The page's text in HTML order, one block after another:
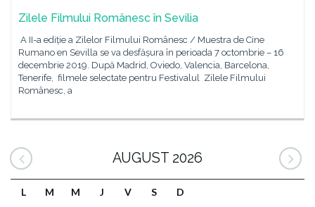
Zilele Filmului Românesc în Sevilia
A II-a ediție a Zilelor Filmului Românesc / Muestra de Cine
Rumano en Sevilla se va desfășura în perioada 7 octombrie – 16
decembrie 2019. După Madrid, Oviedo, Valencia, Barcelona,
Tenerife, filmele selectate pentru Festivalul Zilele Filmului
Românesc, a
AUGUST 2026
L M M J V S D